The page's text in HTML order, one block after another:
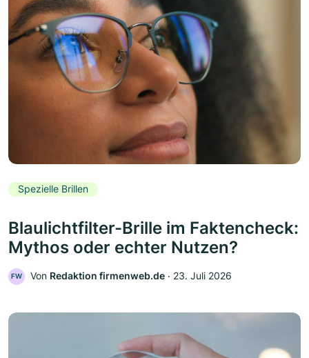
Spezielle Brillen
Blaulichtfilter-Brille im Faktencheck:
Mythos oder echter Nutzen?
FW Von Redaktion firmenweb.de ‧ 23. Juli 2026